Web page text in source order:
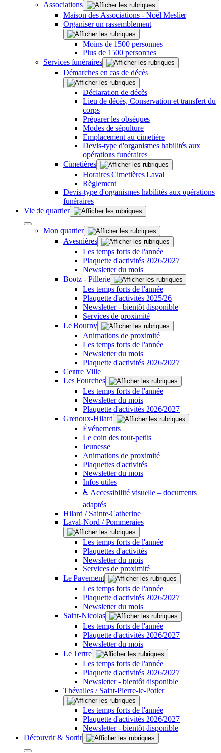
Associations
Maison des Associations - Noël Meslier
Organiser un rassemblement
Moins de 1500 personnes
Plus de 1500 personnes
Services funéraires
Démarches en cas de décès
Déclaration de décès
Lieu de décès, Conservation et transfert du
corps
Préparer les obsèques
Modes de sépulture
Emplacement au cimetière
Devis-type d'organismes habilités aux
opérations funéraires
Cimetières
Horaires Cimetières Laval
Règlement
Devis-type d'organismes habilités aux opérations
funéraires
Vie de quartier
Mon quartier
Avesnières
Les temps forts de l'année
Plaquette d'activités 2026/2027
Newsletter du mois
Bootz - Pillerie
Les temps forts de l'année
Plaquette d'activités 2025/26
Newsletter - bientôt disponible
Services de proximité
Le Bourny
Animations de proximité
Les temps forts de l'année
Newsletter du mois
Plaquette d'activités 2026/2027
Centre Ville
Les Fourches
Les temps forts de l'année
Newsletter du mois
Plaquette d'activités 2026/2027
Grenoux-Hilard
Événements
Le coin des tout-petits
Jeunesse
Animations de proximité
Plaquettes d'activités
Newsletter du mois
Infos utiles
♿ Accessibilité visuelle – documents
adaptés
Hilard / Sainte-Catherine
Laval-Nord / Pommeraies
Les temps forts de l'année
Plaquettes d'activités
Newsletter du mois
Services de proximité
Le Pavement
Les temps forts de l'année
Plaquette d'activités 2026/2027
Newsletter du mois
Saint-Nicolas
Les temps forts de l'année
Plaquette d'activités 2026/2027
Newsletter du mois
Le Tertre
Les temps forts de l'année
Plaquette d'activités 2026/2027
Newsletter - bientôt disponible
Thévalles / Saint-Pierre-le-Potier
Les temps forts de l'année
Plaquette d'activités 2026/2027
Newsletter - bientôt disponible
Découvrir & Sortir